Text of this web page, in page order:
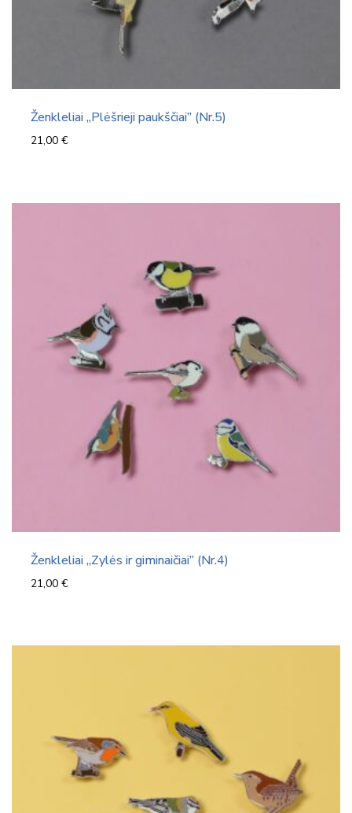
Ženkleliai „Plėšrieji paukščiai” (Nr.5)
21,00 €
Ženkleliai „Zylės ir giminaičiai” (Nr.4)
21,00 €